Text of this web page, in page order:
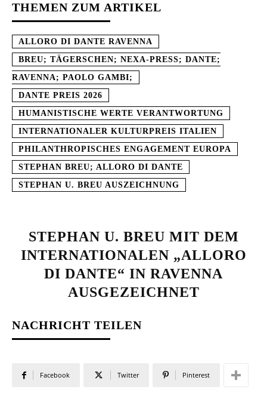
THEMEN ZUM ARTIKEL
ALLORO DI DANTE RAVENNA
BREU; TÄGERSCHEN; NEXA-PRESS; DANTE;
RAVENNA; PAOLO GAMBI;
DANTE PREIS 2026
HUMANISTISCHE WERTE VERANTWORTUNG
INTERNATIONALER KULTURPREIS ITALIEN
PHILANTHROPISCHES ENGAGEMENT EUROPA
STEPHAN BREU; ALLORO DI DANTE
STEPHAN U. BREU AUSZEICHNUNG
STEPHAN U. BREU MIT DEM
INTERNATIONALEN „ALLORO
DI DANTE“ IN RAVENNA
AUSGEZEICHNET
NACHRICHT TEILEN
Facebook Twitter Pinterest